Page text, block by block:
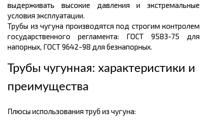
выдерживать высокие давления и экстремальные
условия эксплуатации.
Трубы из чугуна производятся под строгим контролем
государственного регламента: ГОСТ 9583-75 для
напорных, ГОСТ 9642-98 для безнапорных.
Трубы чугунная: характеристики и
преимущества
Плюсы использования труб из чугуна: